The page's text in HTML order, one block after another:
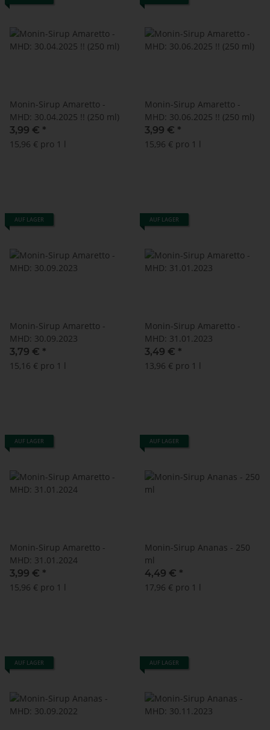
Monin-Sirup Amaretto -
MHD: 30.04.2025 !! (250 ml)
3,99 € *
15,96 € pro 1 l
Monin-Sirup Amaretto -
MHD: 30.06.2025 !! (250 ml)
3,99 € *
15,96 € pro 1 l
AUF LAGER
Monin-Sirup Amaretto -
MHD: 30.09.2023
3,79 € *
15,16 € pro 1 l
AUF LAGER
Monin-Sirup Amaretto -
MHD: 31.01.2023
3,49 € *
13,96 € pro 1 l
AUF LAGER
Monin-Sirup Amaretto -
MHD: 31.01.2024
3,99 € *
15,96 € pro 1 l
AUF LAGER
Monin-Sirup Ananas - 250
ml
4,49 € *
17,96 € pro 1 l
AUF LAGER AUF LAGER